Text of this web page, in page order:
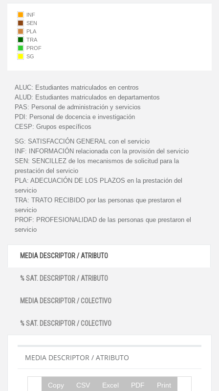
INF
SEN
PLA
TRA
PROF
SG
ALUC: Estudiantes matriculados en centros
ALUD: Estudiantes matriculados en departamentos
PAS: Personal de administración y servicios
PDI: Personal de docencia e investigación
CESP: Grupos específicos
SG: SATISFACCIÓN GENERAL con el servicio
INF:
INFORMACIÓN relacionada con la provisión del servicio
SEN: SENCILLEZ de los mecanismos de solicitud para la
prestación del servicio
PLA: ADECUACIÓN DE LOS PLAZOS en la prestación del
servicio
TRA: TRATO RECIBIDO por las personas que prestaron el
servicio
PROF: PROFESIONALIDAD de las personas que prestaron el
servicio
MEDIA DESCRIPTOR / ATRIBUTO
% SAT. DESCRIPTOR / ATRIBUTO
MEDIA DESCRIPTOR / COLECTIVO
% SAT. DESCRIPTOR / COLECTIVO
MEDIA DESCRIPTOR / ATRIBUTO
Copy CSV Excel PDF Print